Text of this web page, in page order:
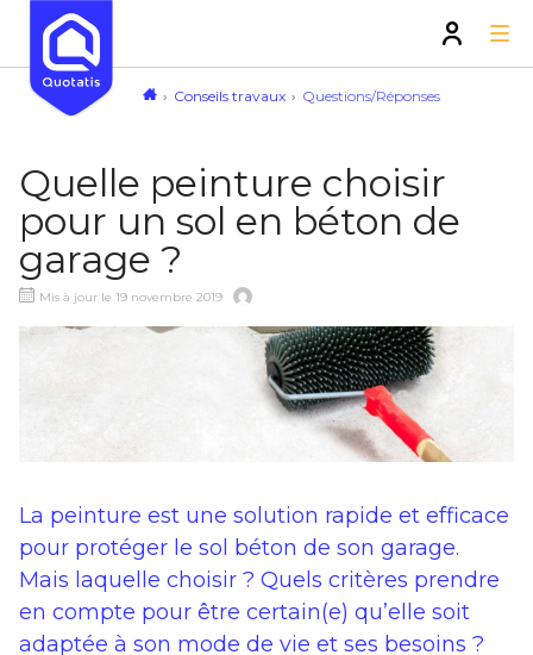
Conseils travaux Questions/Réponses
Quelle peinture choisir
pour un sol en béton de
garage ?
Mis à jour le 19 novembre 2019
La peinture est une solution rapide et efficace
pour protéger le sol béton de son garage.
Mais laquelle choisir ? Quels critères prendre
en compte pour être certain(e) qu’elle soit
adaptée à son mode de vie et ses besoins ?